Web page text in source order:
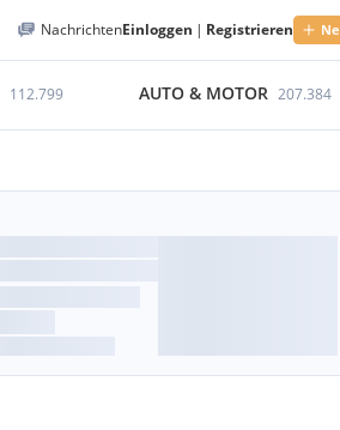
NachrichtenEinloggen | Registrieren
112.799 AUTO & MOTOR 207.384